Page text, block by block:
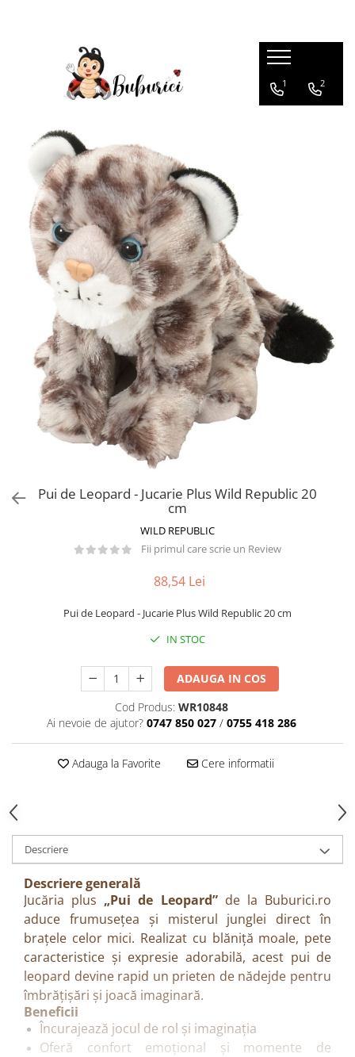
Construcții
Accesorii
Exterior
Interior
Bucătărie
Pluș
Muzicale
Păpuși
Mașinuțe
0-1 Ani
2-4 Ani
+10 Ani
1 2
Pui de Leopard - Jucarie Plus Wild Republic 20
cm
WILD REPUBLIC
Fii primul care scrie un Review
88,54 Lei
Pui de Leopard - Jucarie Plus Wild Republic 20 cm
IN STOC
ADAUGA IN COS
Cod Produs: WR10848
Ai nevoie de ajutor? 0747 850 027 / 0755 418 286
Adauga la Favorite Cere informatii
Descriere
Descriere generală
Jucăria plus „Pui de Leopard”de la Buburici.ro
aduce frumusețea și misterul junglei direct în
brațele celor mici. Realizat cu blăniță moale, pete
caracteristice și expresie adorabilă, acest pui de
leopard devine rapid un prieten de nădejde pentru
îmbrățișări și joacă imaginară.
Beneficii
Încurajează jocul de rol și imaginația
Oferă confort emoțional și momente de